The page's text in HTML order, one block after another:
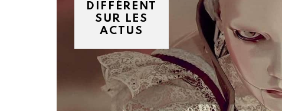
DIFFÉRENT
SUR LES
ACTUS